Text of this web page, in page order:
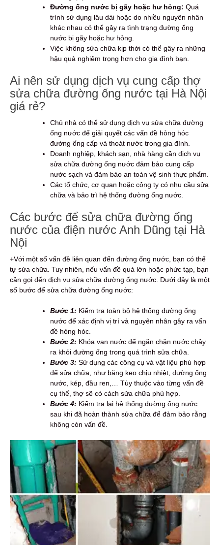
Đường ống nước bị gãy hoặc hư hỏng: Quá
trình sử dụng lâu dài hoặc do nhiều nguyên nhân
khác nhau có thể gây ra tình trạng đường ống
nước bị gãy hoặc hư hỏng.
Việc không sửa chữa kịp thời có thể gây ra những
hậu quả nghiêm trọng hơn cho gia đình bạn.
Ai nên sử dụng dịch vụ cung cấp thợ
sửa chữa đường ống nước tại Hà Nội
giá rẻ?
Chủ nhà có thể sử dụng dịch vụ sửa chữa đường
ống nước để giải quyết các vấn đề hỏng hóc
đường ống cấp và thoát nước trong gia đình.
Doanh nghiệp, khách sạn, nhà hàng cần dịch vụ
sửa chữa đường ống nước đảm bảo cung cấp
nước sạch và đảm bảo an toàn vệ sinh thực phẩm.
Các tổ chức, cơ quan hoặc công ty có nhu cầu sửa
chữa và bảo trì hệ thống đường ống nước.
Các bước để sửa chữa đường ống
nước của điện nước Anh Dũng tại Hà
Nội
+Với một số vấn đề liên quan đến đường ống nước, bạn có thể
tự sửa chữa. Tuy nhiên, nếu vấn đề quá lớn hoặc phức tạp, bạn
cần gọi đến dịch vụ sửa chữa đường ống nước. Dưới đây là một
số bước để sửa chữa đường ống nước:
Bước 1: Kiểm tra toàn bộ hệ thống đường ống
nước để xác định vị trí và nguyên nhân gây ra vấn
đề hỏng hóc.
Bước 2: Khóa van nước để ngăn chặn nước chảy
ra khỏi đường ống trong quá trình sửa chữa.
Bước 3: Sử dụng các công cụ và vật liệu phù hợp
để sửa chữa, như băng keo chịu nhiệt, đường ống
nước, kép, đầu ren,… Tùy thuộc vào từng vấn đề
cụ thể, thợ sẽ có cách sửa chữa phù hợp.
Bước 4: Kiểm tra lại hệ thống đường ống nước
sau khi đã hoàn thành sửa chữa để đảm bảo rằng
không còn vấn đề.